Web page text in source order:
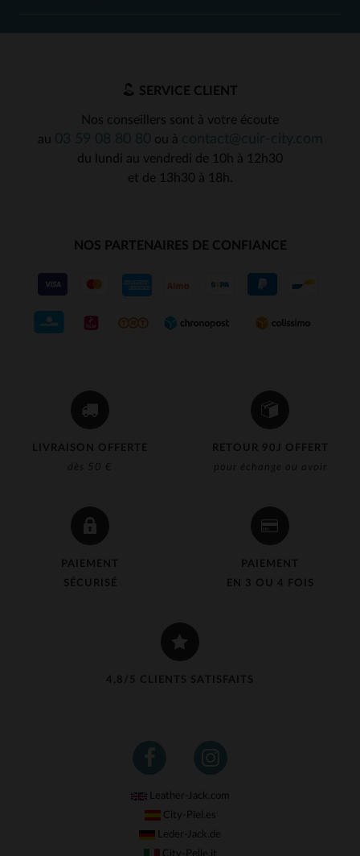
LIVRAISON OFFERTE
dès 50 €
RETOUR 90J OFFERT
pour échange ou avoir
PAIEMENT
SÉCURISÉ
PAIEMENT
EN 3 OU 4 FOIS
4,8/5 CLIENTS SATISFAITS
SERVICE CLIENT
Nos conseillers sont à votre écoute
au
ou à
du lundi au vendredi de 10h à 12h30
et de 13h30 à 18h.
NOS PARTENAIRES DE CONFIANCE
Leather-Jack.com
City-Piel.es
Leder-Jack.de
City-Pelle.it